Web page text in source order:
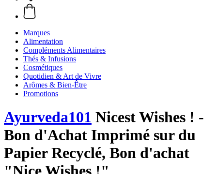
Marques
Alimentation
Compléments Alimentaires
Thés & Infusions
Cosmétiques
Quotidien & Art de Vivre
Arômes & Bien-Être
Promotions
Ayurveda101 Nicest Wishes ! -
Bon d'Achat Imprimé sur du
Papier Recyclé, Bon d'achat